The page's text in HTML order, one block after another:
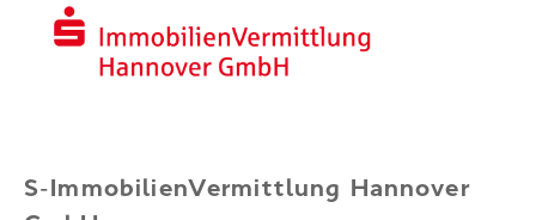
S-ImmobilienVermittlung Hannover